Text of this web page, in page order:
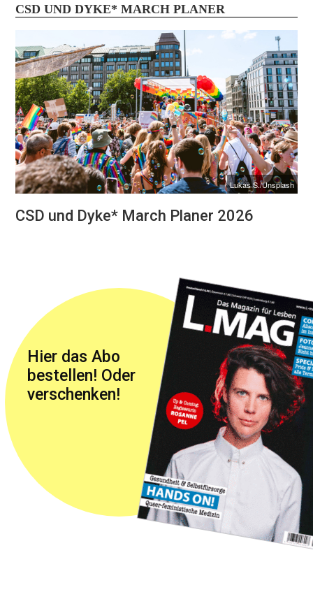
CSD UND DYKE* MARCH PLANER
Lukas S./Unsplash
CSD und Dyke* March Planer 2026
Hier das Abo
bestellen! Oder
verschenken!